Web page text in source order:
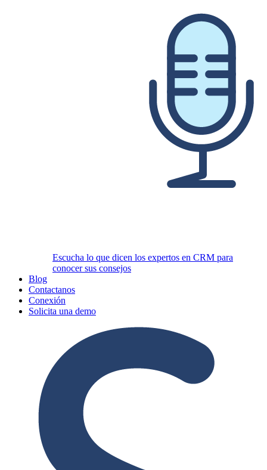
Escucha lo que dicen los expertos en CRM para
conocer sus consejos
Blog
Contactanos
Conexión
Solicita una demo